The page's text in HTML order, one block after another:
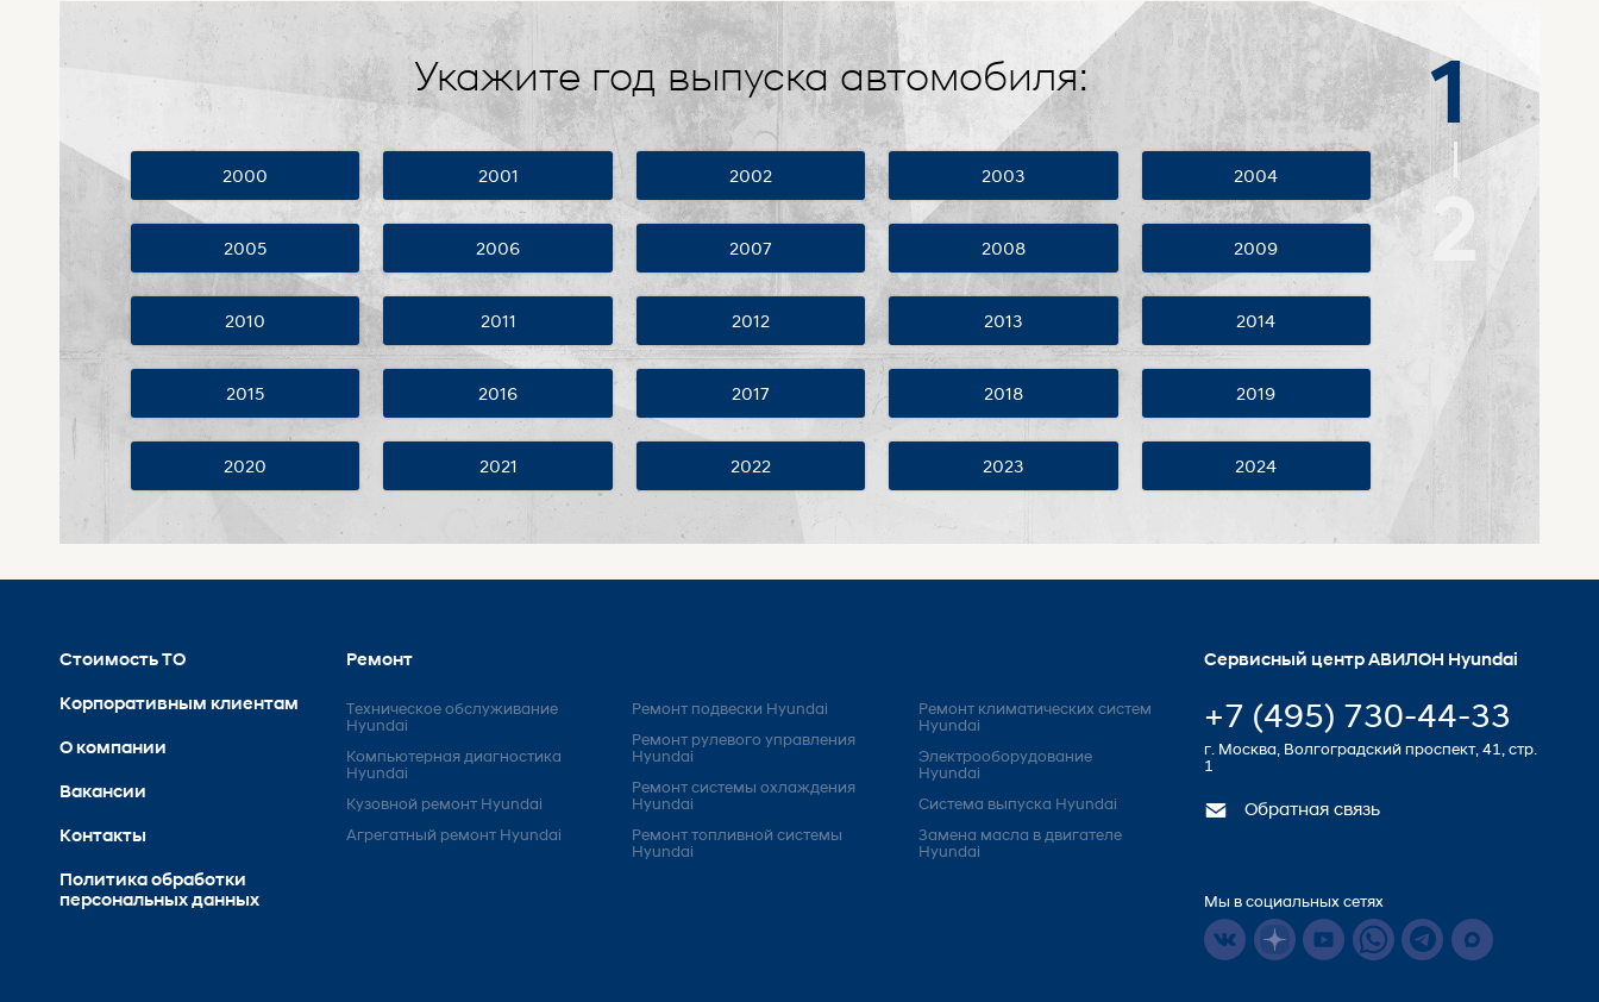
Укажите год выпуска автомобиля:
2000 2001 2002 2003 2004
2005 2006 2007 2008 2009
2010 2011 2012 2013 2014
2015 2016 2017 2018 2019
2020 2021 2022 2023 2024
1
2
Стоимость ТО
Корпоративным клиентам
О компании
Вакансии
Контакты
Политика обработки
персональных данных
Ремонт
Техническое обслуживание
Hyundai
Компьютерная диагностика
Hyundai
Кузовной ремонт Hyundai
Агрегатный ремонт Hyundai
Ремонт подвески Hyundai
Ремонт рулевого управления
Hyundai
Ремонт системы охлаждения
Hyundai
Ремонт топливной системы
Hyundai
Ремонт климатических систем
Hyundai
Электрооборудование
Hyundai
Система выпуска Hyundai
Замена масла в двигателе
Hyundai
Сервисный центр АВИЛОН Hyundai
+7 (495) 730-44-33
г. Москва, Волгоградский проспект, 41, стр.
1
Обратная связь
Мы в социальных сетях